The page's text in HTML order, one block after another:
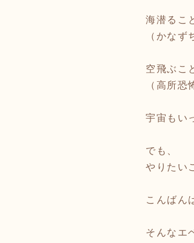
海潜るこ
（かなず
空飛ぶこ
（高所恐
宇宙もい
でも、
やりたい
こんばん
そんなエ